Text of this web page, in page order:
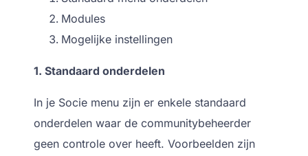
Modules
Mogelijke instellingen
1. Standaard onderdelen
In je Socie menu zijn er enkele standaard
onderdelen waar de communitybeheerder
geen controle over heeft. Voorbeelden zijn